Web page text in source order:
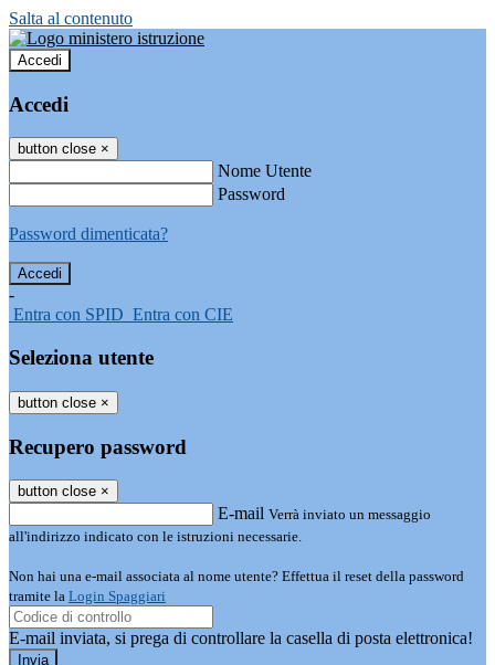
Salta al contenuto
Accedi
Accedi
button close ×
Nome Utente
Password
Password dimenticata?
-
Entra con SPID Entra con CIE
Seleziona utente
button close ×
Recupero password
button close ×
E-mail Verrà inviato un messaggio
all'indirizzo indicato con le istruzioni necessarie.
Non hai una e-mail associata al nome utente? Effettua il reset della password
tramite la Login Spaggiari
E-mail inviata, si prega di controllare la casella di posta elettronica!